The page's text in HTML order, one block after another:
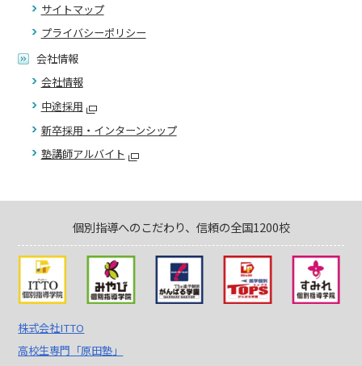
サイトマップ
プライバシーポリシー
会社情報
会社情報
中途採用
新卒採用・インターンシップ
塾講師アルバイト
個別指導へのこだわり、信頼の全国1200校
株式会社ITTO
高校生専門「原田塾」